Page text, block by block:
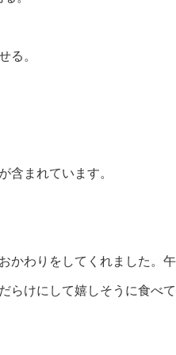
る。
含まれています。
かわりをしてくれました。
らけにして嬉しそうに食べ